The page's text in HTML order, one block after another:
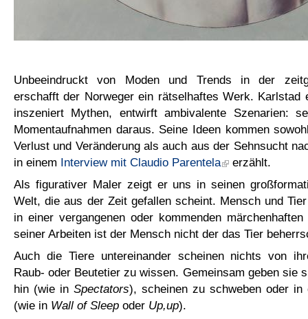
Unbeeindruckt von Moden und Trends in der
erschafft der Norweger ein rätselhaftes Werk. Karlstad
inszeniert Mythen, entwirft ambivalente Szenarien:
Momentaufnahmen daraus. Seine Ideen kommen
Verlust und Veränderung als auch aus der Sehnsucht
in einem Interview mit Claudio Parentela
erzählt.
Als figurativer Maler zeigt er uns in seinen
Welt, die aus der Zeit gefallen scheint. Mensch und
in einer vergangenen oder kommenden
seiner Arbeiten ist der Mensch nicht der das Tier
Auch die Tiere untereinander scheinen nichts von
Raub- oder Beutetier zu wissen. Gemeinsam geben sie
hin (wie in Spectators), scheinen zu schweben oder
(wie in Wall of Sleep oder Up,up).